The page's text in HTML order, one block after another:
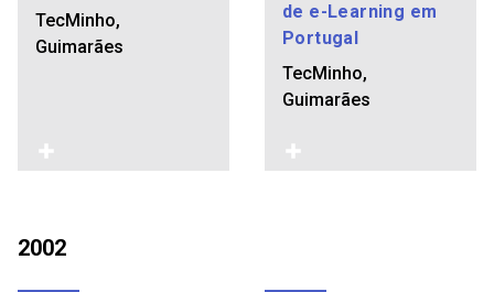
TecMinho,
Guimarães
de e-Learning em
Portugal
TecMinho,
Guimarães
2002